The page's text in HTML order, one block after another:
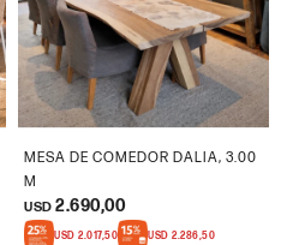
MESA DE COMEDOR DALIA, 3.00
M
USD 2.690,00
USD 2.017,50 USD 2.286,50